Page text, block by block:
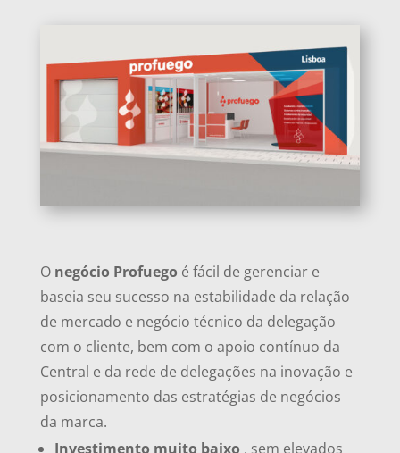
O negócio Profuego é fácil de gerenciar e
baseia seu sucesso na estabilidade da relação
de mercado e negócio técnico da delegação
com o cliente, bem com o apoio contínuo da
Central e da rede de delegações na inovação e
posicionamento das estratégias de negócios
da marca.
Investimento muito baixo , sem elevados